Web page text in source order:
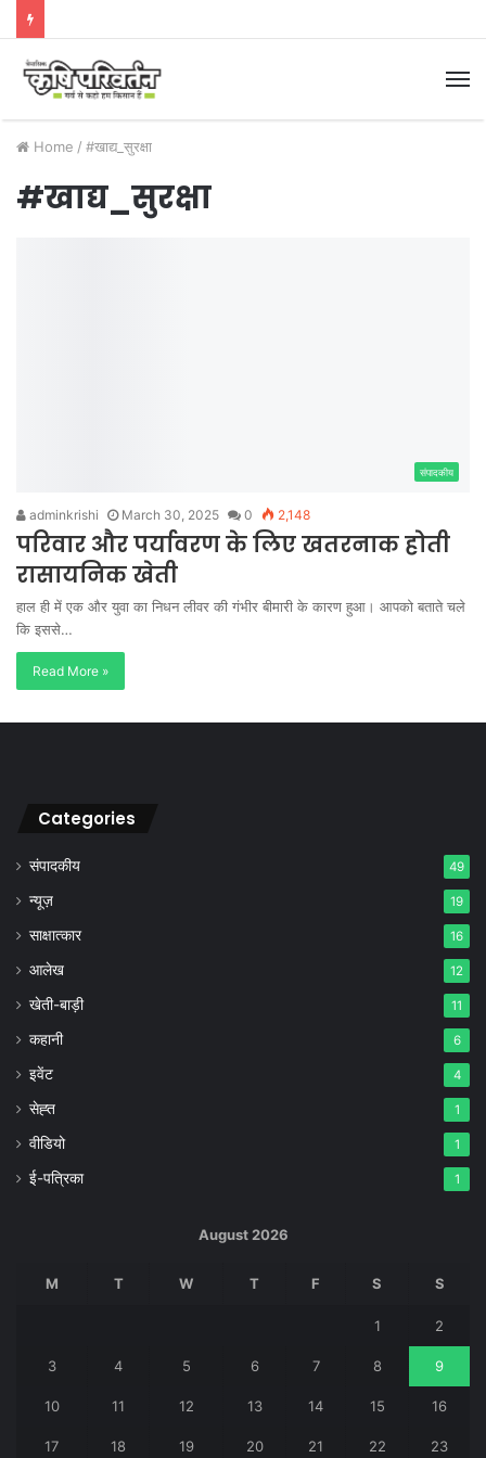
Home / #खाद्य_सुरक्षा
#खाद्य_सुरक्षा
संपादकीय
adminkrishi March 30, 2025 0 2,148
परिवार और पर्यावरण के लिए खतरनाक होती
रासायनिक खेती
हाल ही में एक और युवा का निधन लीवर की गंभीर बीमारी के कारण हुआ। आपको बताते चले
कि इससे…
Read More »
Categories
संपादकीय 49
न्यूज़ 19
साक्षात्कार 16
आलेख 12
खेती-बाड़ी 11
कहानी 6
इवेंट 4
सेह्त 1
वीडियो 1
ई-पत्रिका 1
August 2026
M T W T F S S
1 2
3 4 5 6 7 8 9
10 11 12 13 14 15 16
17 18 19 20 21 22 23